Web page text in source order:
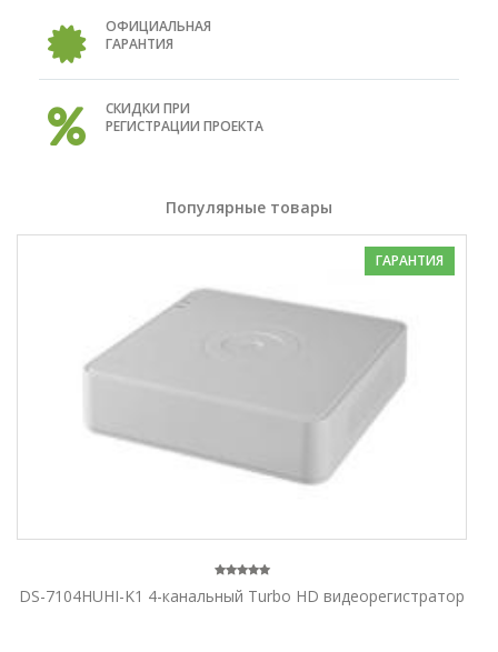
ОФИЦИАЛЬНАЯ
ГАРАНТИЯ
СКИДКИ ПРИ
РЕГИСТРАЦИИ ПРОЕКТА
Популярные товары
ГАРАНТИЯ
DS-7104HUHI-K1 4-канальный Turbo HD видеорегистратор